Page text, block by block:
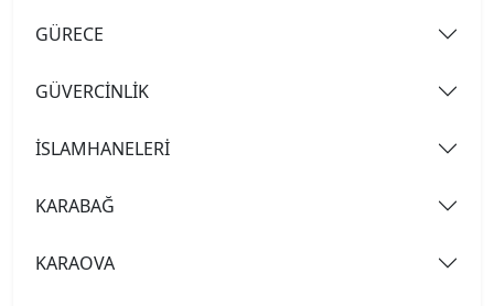
GÜRECE
GÜVERCİNLİK
İSLAMHANELERİ
KARABAĞ
KARAOVA